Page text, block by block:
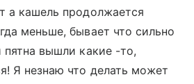
а кашель продолжается
меньше, бывает что сильно
вышли какие -то,
Я незнаю что делать может